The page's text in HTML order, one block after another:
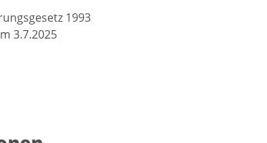
1993
3.7.2025